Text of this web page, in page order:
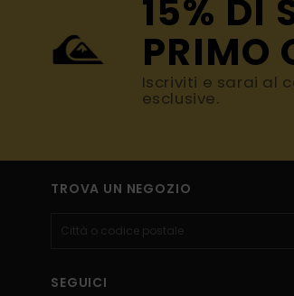
15% DI
PRIMO
Iscriviti e sarai al
esclusive.
TROVA UN NEGOZIO
SEGUICI